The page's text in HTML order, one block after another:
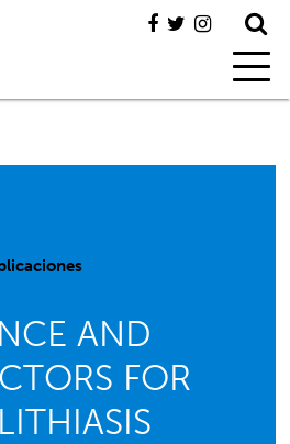
AND
FOR